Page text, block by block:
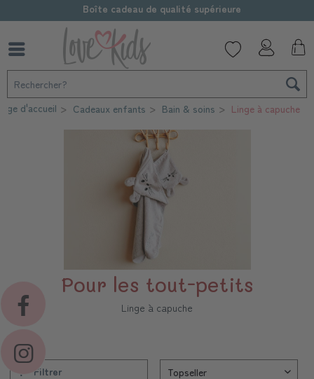
Boîte cadeau de qualité supérieure
d'accueil Cadeaux enfants Bain & soins Linge à capuche
Pour les tout-petits
Linge à capuche
Filtrer